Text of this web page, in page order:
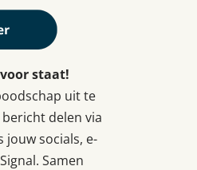
staat!
uit te
delen via
jouw socials, e-
Samen